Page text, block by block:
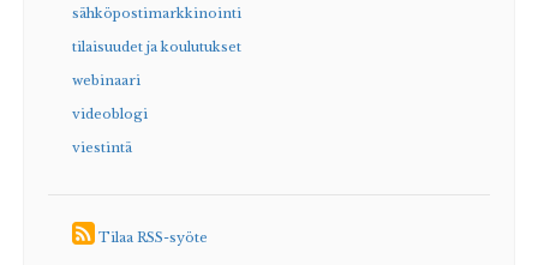
sähköpostimarkkinointi
tilaisuudet ja koulutukset
webinaari
videoblogi
viestintä
Tilaa RSS-syöte